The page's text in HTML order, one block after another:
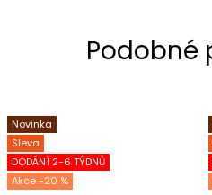
Novinka
Sleva
DODÁNÍ 2-6 TÝDNŮ
-20 %